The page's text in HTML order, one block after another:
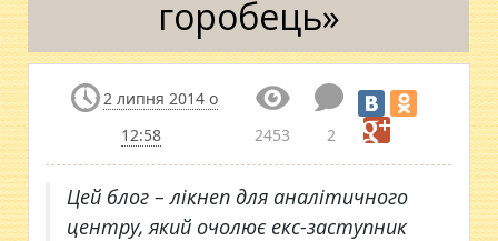
горобець»
2 липня 2014 о
12:58
2453 2
Цей блог – лікнеп для аналітичного
центру, який очолює екс-заступник